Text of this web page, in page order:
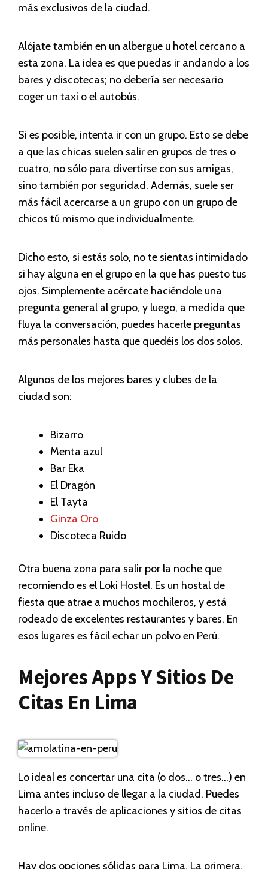
más exclusivos de la ciudad.
Alójate también en un albergue u hotel cercano a
esta zona. La idea es que puedas ir andando a los
bares y discotecas; no debería ser necesario
coger un taxi o el autobús.
Si es posible, intenta ir con un grupo. Esto se debe
a que las chicas suelen salir en grupos de tres o
cuatro, no sólo para divertirse con sus amigas,
sino también por seguridad. Además, suele ser
más fácil acercarse a un grupo con un grupo de
chicos tú mismo que individualmente.
Dicho esto, si estás solo, no te sientas intimidado
si hay alguna en el grupo en la que has puesto tus
ojos. Simplemente acércate haciéndole una
pregunta general al grupo, y luego, a medida que
fluya la conversación, puedes hacerle preguntas
más personales hasta que quedéis los dos solos.
Algunos de los mejores bares y clubes de la
ciudad son:
Bizarro
Menta azul
Bar Eka
El Dragón
El Tayta
Ginza Oro
Discoteca Ruido
Otra buena zona para salir por la noche que
recomiendo es el Loki Hostel. Es un hostal de
fiesta que atrae a muchos mochileros, y está
rodeado de excelentes restaurantes y bares. En
esos lugares es fácil echar un polvo en Perú.
Mejores Apps Y Sitios De
Citas En Lima
Lo ideal es concertar una cita (o dos… o tres…) en
Lima antes incluso de llegar a la ciudad. Puedes
hacerlo a través de aplicaciones y sitios de citas
online.
Hay dos opciones sólidas para Lima. La primera,